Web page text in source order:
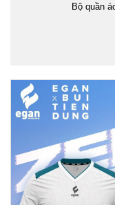
Bộ quần